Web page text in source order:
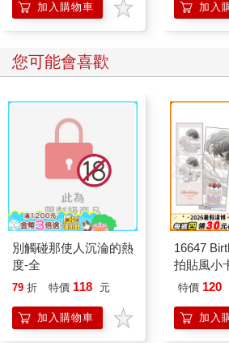
加入購物車 加入
您可能會喜歡
別觸碰那使人沉淪的熱
度-全
79 折 特價 118 元
加入購物車
16647
拍貼風小
特價 120
加入